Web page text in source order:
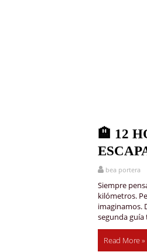
🏨 12
bea portera
Siempre
kilómetros.
imaginamos.
segunda
Read More »